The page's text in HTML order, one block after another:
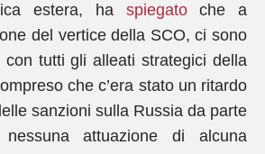
estera, ha spiegatoche a
del vertice della SCO, ci sono
con tutti gli alleati strategici della
che c’era stato un ritardo
sanzioni sulla Russia da parte
attuazione di alcuna